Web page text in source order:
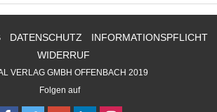
DATENSCHUTZ
INFORMATIONSPFLICHT
WIDERRUF
VERLAG GMBH OFFENBACH 2019
Folgen auf